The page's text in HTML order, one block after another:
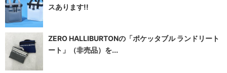
スあります!!
ZERO HALLIBURTONの「ポケッタブル ランドリート
ート」（非売品）を...